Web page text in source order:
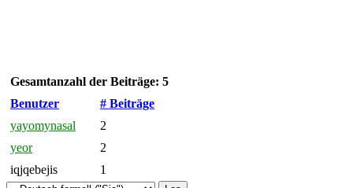
Gesamtanzahl der Beiträge: 5
Benutzer
# Beiträge
yayomynasal
2
yeor
2
iqjqebejis
1